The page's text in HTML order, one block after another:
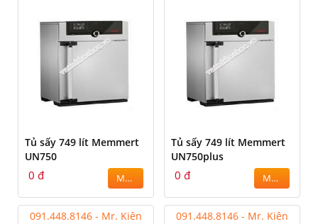
Tủ sấy 749 lít Memmert
UN750
0 đ MUA
Tủ sấy 749 lít Memmert
UN750plus
0 đ MUA
091.448.8146 - Mr. Kiên 091.448.8146 - Mr. Kiên